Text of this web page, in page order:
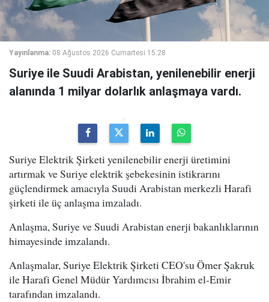
Yayınlanma: 08 Ağustos 2026 Cumartesi 15:28
Suriye ile Suudi Arabistan, yenilenebilir enerji
alanında 1 milyar dolarlık anlaşmaya vardı.
Suriye Elektrik Şirketi yenilenebilir enerji üretimini
artırmak ve Suriye elektrik şebekesinin istikrarını
güçlendirmek amacıyla Suudi Arabistan merkezli Harafi
şirketi ile üç anlaşma imzaladı.
Anlaşma, Suriye ve Suudi Arabistan enerji bakanlıklarının
himayesinde imzalandı.
Anlaşmalar, Suriye Elektrik Şirketi CEO'su Ömer Şakruk
ile Harafi Genel Müdür Yardımcısı İbrahim el-Emir
tarafından imzalandı.